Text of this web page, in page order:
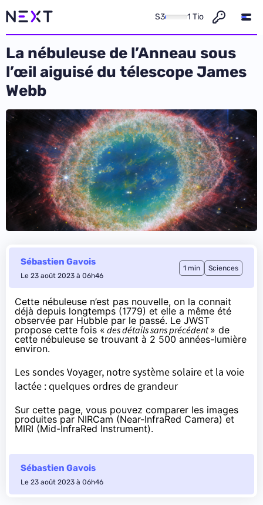
S3 1 Tio
La nébuleuse de l’Anneau sous
l’œil aiguisé du télescope James
Webb
Sébastien Gavois
Le 23 août 2023 à 06h46
1 min Sciences
Cette nébuleuse n’est pas nouvelle, on la connait
déjà depuis longtemps (1779) et elle a même été
observée par Hubble par le passé. Le JWST
propose cette fois « des détails sans précédent» de
cette nébuleuse se trouvant à 2 500 années-lumière
environ.
Les sondes Voyager, notre système solaire et la voie
lactée : quelques ordres de grandeur
Sur cette page, vous pouvez comparer les images
produites par NIRCam (Near-InfraRed Camera) et
MIRI (Mid-InfraRed Instrument).
Sébastien Gavois
Le 23 août 2023 à 06h46